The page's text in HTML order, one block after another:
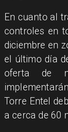
En cuanto al
controles en
diciembre en
el último día
oferta de
Torre Entel
a cerca de 60